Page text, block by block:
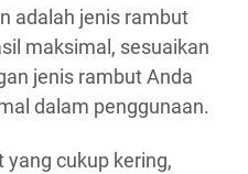
adalah jenis rambut
maksimal, sesuaikan
jenis rambut Anda
dalam penggunaan.
cukup kering,